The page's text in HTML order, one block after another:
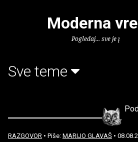
Moderna
Pogledaj... sve je puno
Sve teme
RAZGOVOR • Piše: MARIJO GLAVAŠ •